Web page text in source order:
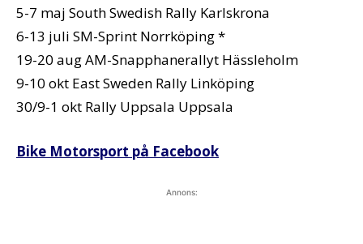
5-7 maj South Swedish Rally Karlskrona
6-13 juli SM-Sprint Norrköping *
19-20 aug AM-Snapphanerallyt Hässleholm
9-10 okt East Sweden Rally Linköping
30/9-1 okt Rally Uppsala Uppsala
Bike Motorsport på Facebook
Annons: